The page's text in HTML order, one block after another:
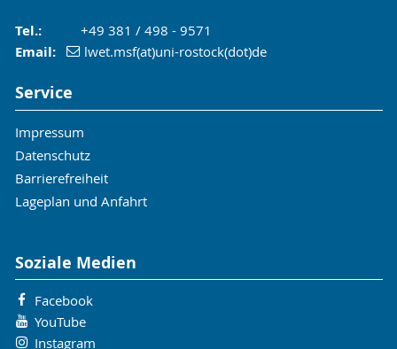
Tel.:+49 381 / 498 - 9571
Email: lwet.msf(at)uni-rostock(dot)de
Service
Impressum
Datenschutz
Barrierefreiheit
Lageplan und Anfahrt
Soziale Medien
Facebook
YouTube
Instagram